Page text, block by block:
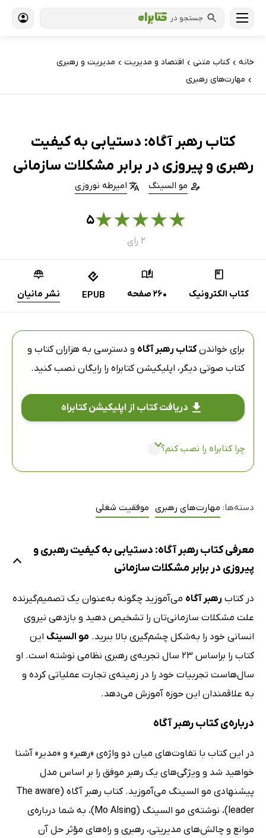
جستجو در
خانه › کتاب‌ متنی › اقتصاد و مدیریت › مدیریت و رهبری
› مهارت‌های رهبری
کتاب رهبر آگاه: دستیابی به کیفیت
رهبری و پیروزی در برابر مشکلات سازمانی
مو السینگ امیرطه نوروزی
★
★
★
★
★۵
۲ رای
کتاب الکترونیک 260 صفحه EPUB نشر مانیان
برای خواندنکتاب رهبر آگاه و دسترسی به هزاران کتاب و
کتاب صوتی دیگر، اپلیکیشن کتابراه را رایگان نصب کنید.
دریافت کتاب از اپلیکیشن کتابراه
چرا کتابراه را نصب کنم؟
دسته‌ها: مهارت‌های رهبری موفقیت شغلی
معرفی کتاب رهبر آگاه: دستیابی به کیفیت رهبری و
پیروزی در برابر مشکلات سازمانی
در کتاب رهبر آگاه می‌آموزید چگونه به‌عنوان یک تصمیم‌گیرنده
علت مشکلات سازمانی‌تان را تشخیص دهید و بازدهی نیروی
انسانی خود را به‌شکل چشم‌گیری بالا ببرید. مو السینگ این
کتاب را براساس 23 سال تجربه‌‌ی رهبری نظامی نوشته است. او
سال‌هاست تجربیات خود را در زمینه‌ی تجارت عملیاتی کرده و
به علاقمندان این حوزه آموزش می‌دهد.
درباره‌ی کتاب رهبر آگاه
در این کتاب با تفاوت‌های میان دو واژه‌ی «رهبر» و «مدیر» آشنا
خواهید شد و ویژگی‌های یک رهبر موفق را بر اساس مدل
پیشنهادی مو السینگ می‌آموزید. کتاب رهبر آگاه (The aware
leader)، نوشته‌ی مو السینگ (Mo Alsing)، به شما درباره‌ی
موانع و چالش‌های مدیریتی، رهبری و راه‌های مؤثر حل آن